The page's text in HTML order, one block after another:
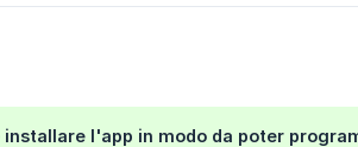
l'app in modo da poter